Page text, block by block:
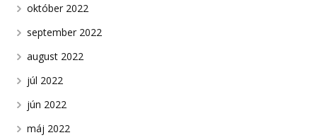
október 2022
september 2022
august 2022
júl 2022
jún 2022
máj 2022